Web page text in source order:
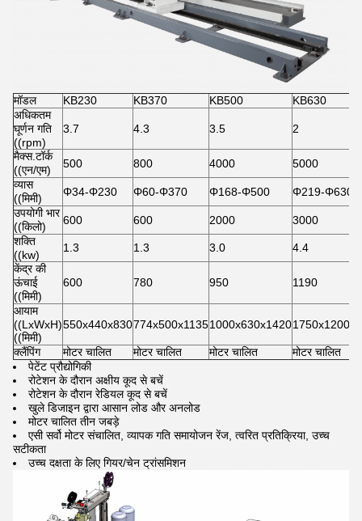
मॉडल KB230 KB370 KB500
KB630
अधिकतम
घूर्णन गति
((rpm)
3.7 4.3 3.5 2
मैक्स.टॉर्क
((एन/एम)
500 800 4000
5000
व्यास
((मिमी)
Φ34-Φ230 Φ60-Φ370 Φ168-Φ500
Φ219-Φ630
उपयोगी भार
((किलो)
600 600 2000
3000
शक्ति
((kw)
1.3 1.3 3.0
4.4
केंद्र की
ऊंचाई
((मिमी)
600 780 950 1190
आयाम
((LxWxH)
((मिमी)
550x440x830774x500x11351000x630x1420
क्लैंपिंग मोटर चालित मोटर चालित मोटर चालित
मोटर चालित
पेटेंट प्रौद्योगिकी
रोटेशन के दौरान अक्षीय कूद से बचें
रोटेशन के दौरान रेडियल कूद से बचें
खुले डिजाइन द्वारा आसान लोड और अनलोड
मोटर चालित तीन जबड़े
एसी सर्वो मोटर संचालित, व्यापक गति समायोजन रेंज, त्वरित प्रतिक्रिया, उच्च
सटीकता
उच्च दक्षता के लिए गियर/चेन ट्रांसमिशन